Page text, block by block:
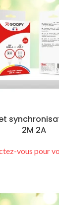
2M 2A
vous pour